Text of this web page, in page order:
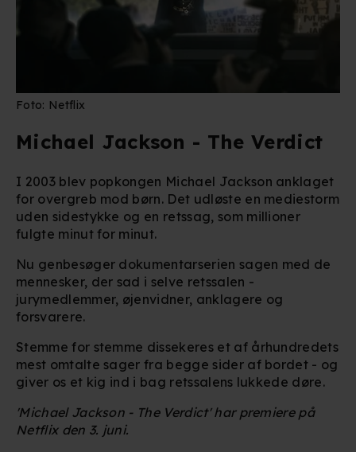
Foto: Netflix
Michael Jackson - The Verdict
I 2003 blev popkongen Michael Jackson anklaget
for overgreb mod børn. Det udløste en mediestorm
uden sidestykke og en retssag, som millioner
fulgte minut for minut.
Nu genbesøger dokumentarserien sagen med de
mennesker, der sad i selve retssalen -
jurymedlemmer, øjenvidner, anklagere og
forsvarere.
Stemme for stemme dissekeres et af århundredets
mest omtalte sager fra begge sider af bordet - og
giver os et kig ind i bag retssalens lukkede døre.
'Michael Jackson - The Verdict' har premiere på
Netflix den 3. juni.